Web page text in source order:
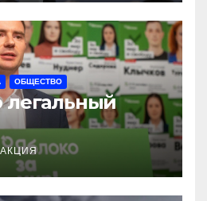
ОБЩЕСТВО
легальный